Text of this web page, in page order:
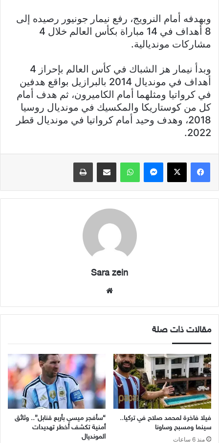
وبهدفه أمام النرويج، رفع نيمار جونيور رصيده إلى
8 أهداف في 14 مباراة بكأس العالم خلال 4
مشاركات مونديالية.
وبدأ نيمار هز الشباك في كأس العالم بإحراز 4
أهداف في مونديال 2014 بالبرازيل بواقع هدفين
في كرواتيا ومثلهما أمام الكاميرون، ثم هدف أمام
كل من كوستاريكا والمكسيك في مونديال روسيا
2018، وهدف وحيد أمام كرواتيا في مونديال قطر
2022.
فيسبوك X ماسنجر واتساب مشاركة عبر البريد طباعة
Sara zein
مقالات ذات صلة
فيلا فاخرة لمحمد صلاح في تركيا..
سينما ومسبح وساونا
منذ 6 ساعات
“سأفجر ميسي بأربع قنابل”.. وثائق
أمنية تكشف أخطر تهديدات
المونديال